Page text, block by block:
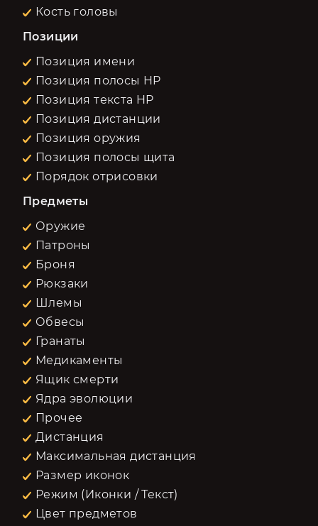
Кость головы
Позиции
Позиция имени
Позиция полосы HP
Позиция текста HP
Позиция дистанции
Позиция оружия
Позиция полосы щита
Порядок отрисовки
Предметы
Оружие
Патроны
Броня
Рюкзаки
Шлемы
Обвесы
Гранаты
Медикаменты
Ящик смерти
Ядра эволюции
Прочее
Дистанция
Максимальная дистанция
Размер иконок
Режим (Иконки / Текст)
Цвет предметов